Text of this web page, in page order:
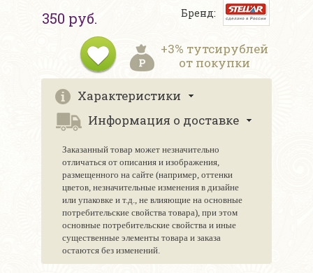
350 руб. Бренд:
+3% тутсирублей
от покупки
Характеристики
Информация о доставке
Заказанный товар может незначительно
отличаться от описания и изображения,
размещенного на сайте (например, оттенки
цветов, незначительные изменения в дизайне
или упаковке и т.д., не влияющие на основные
потребительские свойства товара), при этом
основные потребительские свойства и иные
существенные элементы товара и заказа
остаются без изменений.